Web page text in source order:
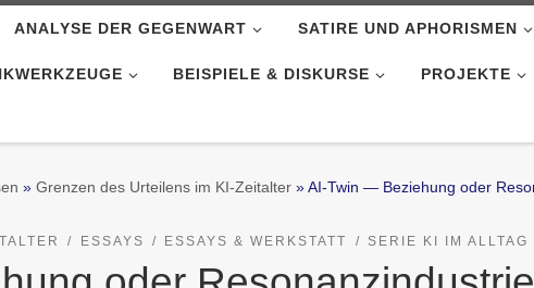
ANALYSE DER GEGENWART SATIRE UND APHORISMEN
BEISPIELE & DISKURSE PROJEKTE
» Grenzen des Urteilens im KI-Zeitalter »AI-Twin — Beziehung oder
ESSAYS ESSAYS & WERKSTATT SERIE KI IM ALLTAG